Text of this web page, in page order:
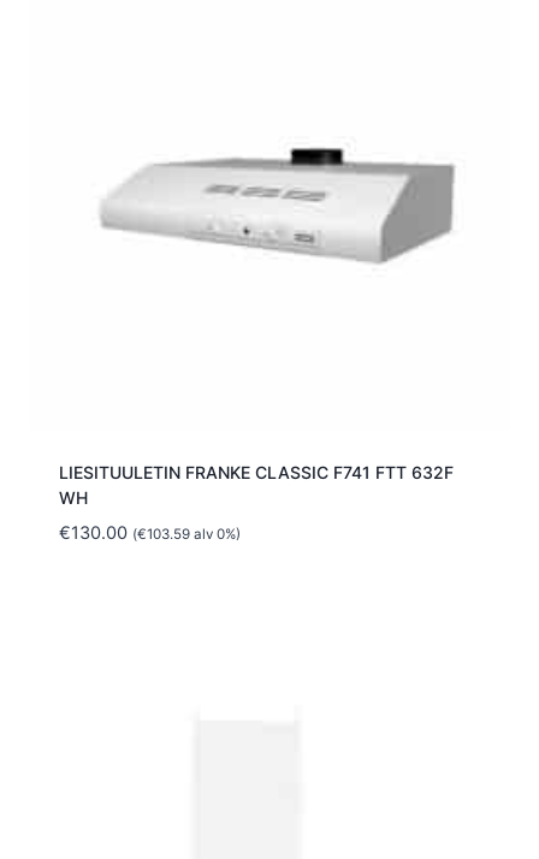
LIESITUULETIN FRANKE CLASSIC F741 FTT 632F
WH
€130.00 (€103.59alv 0%)